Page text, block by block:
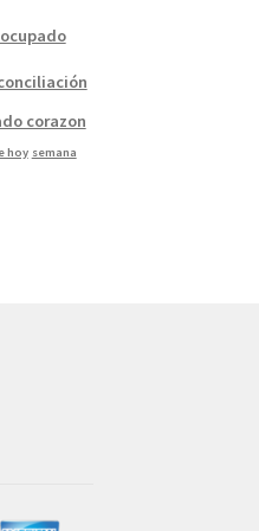
corazon
hoy semana